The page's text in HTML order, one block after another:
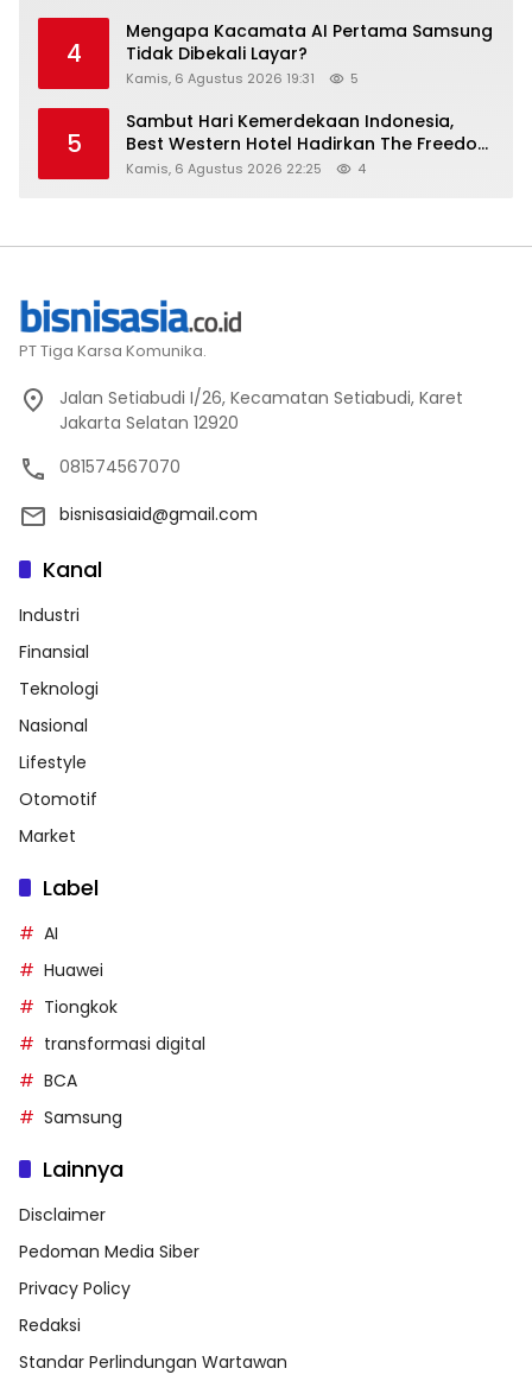
4
Mengapa Kacamata AI Pertama Samsung
Tidak Dibekali Layar?
Kamis, 6 Agustus 2026 19:31 5
5
Sambut Hari Kemerdekaan Indonesia,
Best Western Hotel Hadirkan The Freedom
Stay Diskon Hingga 45%
Kamis, 6 Agustus 2026 22:25 4
PT Tiga Karsa Komunika.
Jalan Setiabudi I/26, Kecamatan Setiabudi, Karet
Jakarta Selatan 12920
081574567070
bisnisasiaid@gmail.com
Kanal
Industri
Finansial
Teknologi
Nasional
Lifestyle
Otomotif
Market
Label
AI
Huawei
Tiongkok
transformasi digital
BCA
Samsung
Lainnya
Disclaimer
Pedoman Media Siber
Privacy Policy
Redaksi
Standar Perlindungan Wartawan